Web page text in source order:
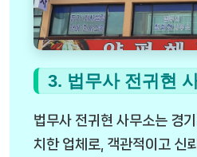
3. 법무사 전귀현
법무사 전귀현 사무소는 경
치한 업체로, 객관적이고 신